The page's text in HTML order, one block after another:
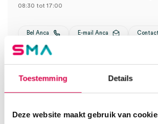
Toestemming Details
Deze website maakt gebruik van
08:30 tot 17:00
Bel Anca E-mail Anca